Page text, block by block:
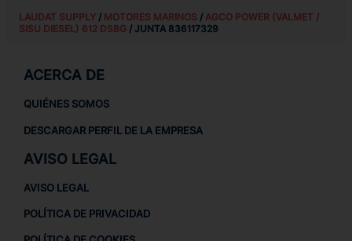
LAUDAT SUPPLY/ MOTORES MARINOS / AGCO POWER (VALMET /
SISU DIESEL) 612 DSBG/ JUNTA 836117329
ACERCA DE
QUIÉNES SOMOS
DESCARGAR PERFIL DE LA EMPRESA
AVISO LEGAL
AVISO LEGAL
POLÍTICA DE PRIVACIDAD